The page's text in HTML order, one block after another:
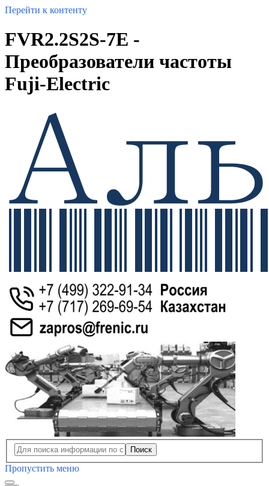
Перейти к контенту
FVR2.2S2S-7E -
Преобразователи частоты
Fuji-Electric
Поиск
Пропустить меню